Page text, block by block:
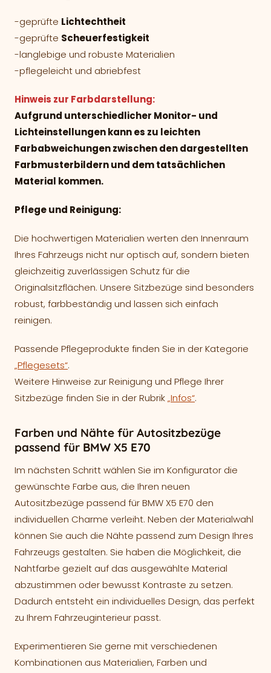
-geprüfte Lichtechtheit
-geprüfte Scheuerfestigkeit
-langlebige und robuste Materialien
-pflegeleicht und abriebfest
Hinweis zur Farbdarstellung:
Aufgrund unterschiedlicher Monitor- und
Lichteinstellungen kann es zu leichten
Farbabweichungen zwischen den dargestellten
Farbmusterbildern und dem tatsächlichen
Material kommen.
Pflege und Reinigung:
Die hochwertigen Materialien werten den Innenraum
Ihres Fahrzeugs nicht nur optisch auf, sondern bieten
gleichzeitig zuverlässigen Schutz für die
Originalsitzflächen. Unsere Sitzbezüge sind besonders
robust, farbbeständig und lassen sich einfach
reinigen.
Passende Pflegeprodukte finden Sie in der Kategorie
„Pflegesets“.
Weitere Hinweise zur Reinigung und Pflege Ihrer
Sitzbezüge finden Sie in der Rubrik„Infos“.
Farben und Nähte für Autositzbezüge
passend für BMW X5 E70
Im nächsten Schritt wählen Sie im Konfigurator die
gewünschte Farbe aus, die Ihren neuen
Autositzbezüge passend für BMW X5 E70 den
individuellen Charme verleiht. Neben der Materialwahl
können Sie auch die Nähte passend zum Design Ihres
Fahrzeugs gestalten. Sie haben die Möglichkeit, die
Nahtfarbe gezielt auf das ausgewählte Material
abzustimmen oder bewusst Kontraste zu setzen.
Dadurch entsteht ein individuelles Design, das perfekt
zu Ihrem Fahrzeuginterieur passt.
Experimentieren Sie gerne mit verschiedenen
Kombinationen aus Materialien, Farben und